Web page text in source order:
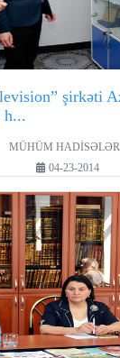
şirkəti
h...
MÜHÜM HADİSƏLƏR
04-23-2014